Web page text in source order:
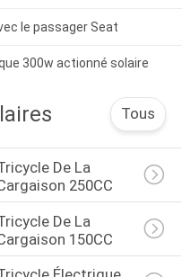
le passager Seat
300w actionné solaire
Tous
De La
250CC
De La
150CC